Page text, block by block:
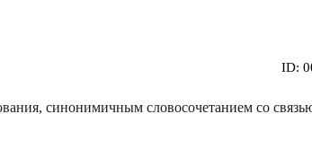
ID:
синонимичным словосочетанием со